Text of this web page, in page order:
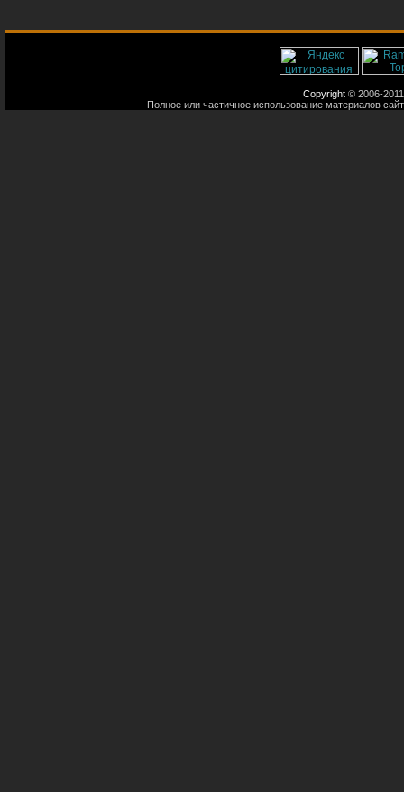
Copyright © 2006-
Полное или частичное использование материалов